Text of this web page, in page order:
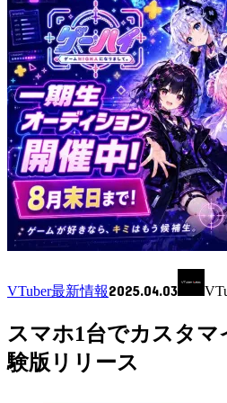
VTuber最新情報2025.04.03
スマホ1台でカスタ
験版リリース